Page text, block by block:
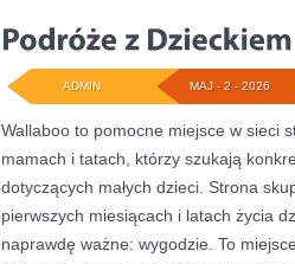
MAJ - 2 - 2026
ADMIN
Wallaboo to pomocne miejsce w sieci
mamach i tatach, którzy szukają
dotyczących małych dzieci. Strona
pierwszych miesiącach i latach życia
naprawdę ważne: wygodzie. To